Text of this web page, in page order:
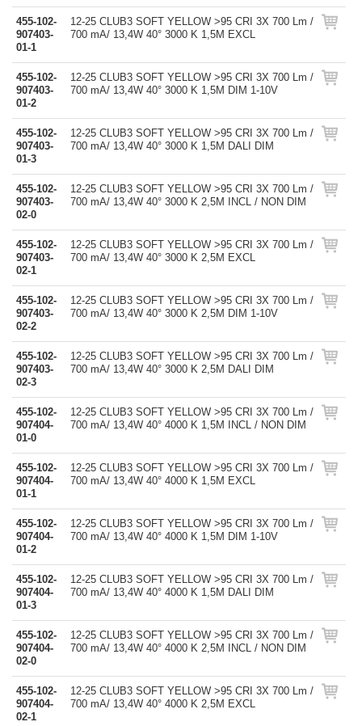
455-102-
907403-
01-1
12-25 CLUB3 SOFT YELLOW >95 CRI 3X 700 Lm /
700 mA/ 13,4W 40° 3000 K 1,5M EXCL
455-102-
907403-
01-2
12-25 CLUB3 SOFT YELLOW >95 CRI 3X 700 Lm /
700 mA/ 13,4W 40° 3000 K 1,5M DIM 1-10V
455-102-
907403-
01-3
12-25 CLUB3 SOFT YELLOW >95 CRI 3X 700 Lm /
700 mA/ 13,4W 40° 3000 K 1,5M DALI DIM
455-102-
907403-
02-0
12-25 CLUB3 SOFT YELLOW >95 CRI 3X 700 Lm /
700 mA/ 13,4W 40° 3000 K 2,5M INCL / NON DIM
455-102-
907403-
02-1
12-25 CLUB3 SOFT YELLOW >95 CRI 3X 700 Lm /
700 mA/ 13,4W 40° 3000 K 2,5M EXCL
455-102-
907403-
02-2
12-25 CLUB3 SOFT YELLOW >95 CRI 3X 700 Lm /
700 mA/ 13,4W 40° 3000 K 2,5M DIM 1-10V
455-102-
907403-
02-3
12-25 CLUB3 SOFT YELLOW >95 CRI 3X 700 Lm /
700 mA/ 13,4W 40° 3000 K 2,5M DALI DIM
455-102-
907404-
01-0
12-25 CLUB3 SOFT YELLOW >95 CRI 3X 700 Lm /
700 mA/ 13,4W 40° 4000 K 1,5M INCL / NON DIM
455-102-
907404-
01-1
12-25 CLUB3 SOFT YELLOW >95 CRI 3X 700 Lm /
700 mA/ 13,4W 40° 4000 K 1,5M EXCL
455-102-
907404-
01-2
12-25 CLUB3 SOFT YELLOW >95 CRI 3X 700 Lm /
700 mA/ 13,4W 40° 4000 K 1,5M DIM 1-10V
455-102-
907404-
01-3
12-25 CLUB3 SOFT YELLOW >95 CRI 3X 700 Lm /
700 mA/ 13,4W 40° 4000 K 1,5M DALI DIM
455-102-
907404-
02-0
12-25 CLUB3 SOFT YELLOW >95 CRI 3X 700 Lm /
700 mA/ 13,4W 40° 4000 K 2,5M INCL / NON DIM
455-102-
907404-
02-1
12-25 CLUB3 SOFT YELLOW >95 CRI 3X 700 Lm /
700 mA/ 13,4W 40° 4000 K 2,5M EXCL